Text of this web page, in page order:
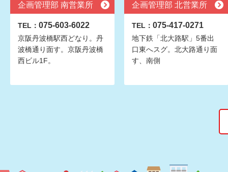
企画管理部 南営業所
TEL： 075-603-6022
京阪丹波橋駅西どなり。丹
波橋通り面す。京阪丹波橋
西ビル1F。
企画管理部 北営業所
TEL： 075-417-0271
地下鉄「北大路駅」5番出
口東へスグ。北大路通り面
す、南側